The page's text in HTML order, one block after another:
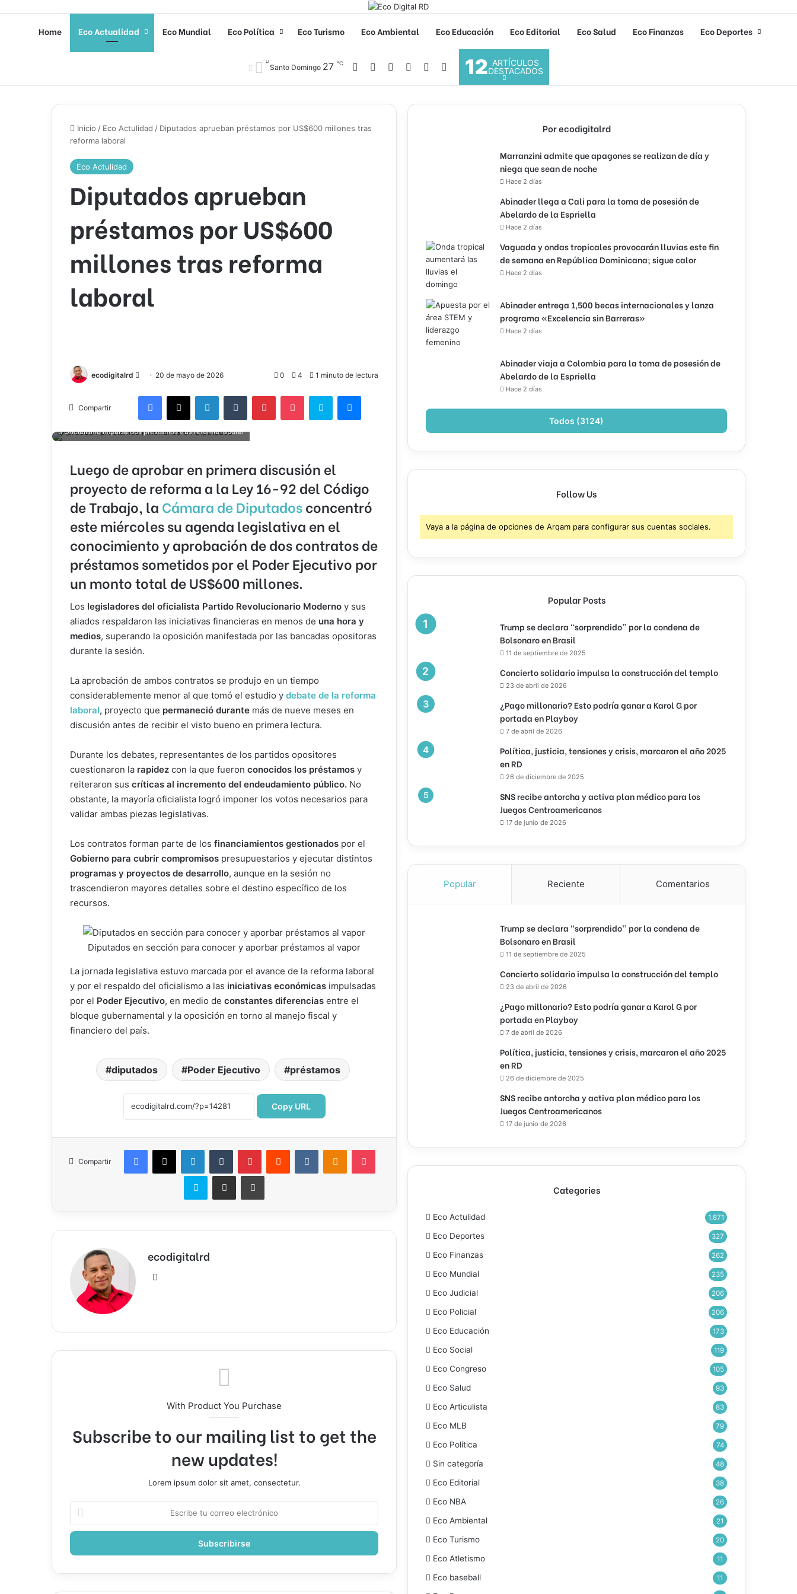
Home Eco Actualidad Eco Mundial Eco Política Eco Turismo Eco Ambiental Eco Educación Eco Editorial Eco Salud Eco Finanzas Eco Deportes
Santo Domingo 27 ℃ Facebook YouTubeInstagram
AccesoBuscar por
12 ARTÍCULOS
DESTACADOS
Inicio / Eco Actulidad / Diputados aprueban préstamos por US$600 millones tras
reforma laboral
Eco Actulidad
Diputados aprueban
préstamos por US$600
millones tras reforma
laboral
ecodigitalrd
Send
email
20 de mayo de 2026 0 4 1 minuto de lectura
Compartir
Facebook
X LinkedInTumblr PinterestPocket Skype Messenger
Oficialismo impulsa dos préstamos tras reforma laboral
Luego de aprobar en primera discusión el
proyecto de reforma a la Ley 16-92 del Código
de Trabajo, la Cámara de Diputadosconcentró
este miércoles su agenda legislativa en el
conocimiento y aprobación de dos contratos de
préstamos sometidos por el Poder Ejecutivo por
un monto total de US$600 millones.
Los legisladores del oficialista Partido Revolucionario Moderno y sus
aliados respaldaron las iniciativas financieras en menos de una hora y
medios, superando la oposición manifestada por las bancadas opositoras
durante la sesión.
La aprobación de ambos contratos se produjo en un tiempo
considerablemente menor al que tomó el estudio y debate de la reforma
laboral, proyecto que permaneció durante más de nueve meses en
discusión antes de recibir el visto bueno en primera lectura.
Durante los debates, representantes de los partidos opositores
cuestionaron la rapidez con la que fueron conocidos los préstamos y
reiteraron sus críticas al incremento del endeudamiento público. No
obstante, la mayoría oficialista logró imponer los votos necesarios para
validar ambas piezas legislativas.
Los contratos forman parte de los financiamientos gestionados por el
Gobierno para cubrir compromisos presupuestarios y ejecutar distintos
programas y proyectos de desarrollo, aunque en la sesión no
trascendieron mayores detalles sobre el destino específico de los
recursos.
Diputados en sección para conocer y aporbar préstamos al vapor
La jornada legislativa estuvo marcada por el avance de la reforma laboral
y por el respaldo del oficialismo a las iniciativas económicas impulsadas
por el Poder Ejecutivo, en medio de constantes diferencias entre el
bloque gubernamental y la oposición en torno al manejo fiscal y
financiero del país.
diputados Poder Ejecutivo préstamos
Copy URL
Compartir
Facebook
X LinkedInTumblr PinterestReddit VKontakteOdnoklassniki
Pocket
Skype Compartir por correo electrónicoImprimir
ecodigitalrd
With Product You Purchase
Subscribe to our mailing list to get the
new updates!
Lorem ipsum dolor sit amet, consectetur.
correo
Por ecodigitalrd
Marranzini admite que apagones se realizan de día y
niega que sean de noche
Hace 2 días
Abinader llega a Cali para la toma de posesión de
Abelardo de la Espriella
Hace 2 días
Vaguada y ondas tropicales provocarán lluvias este fin
de semana en República Dominicana; sigue calor
Hace 2 días
Abinader entrega 1,500 becas internacionales y lanza
programa «Excelencia sin Barreras»
Hace 2 días
Abinader viaja a Colombia para la toma de posesión de
Abelardo de la Espriella
Hace 2 días
Todos (3124)
Follow Us
Vaya a la página de opciones de Arqam para configurar sus cuentas sociales.
Popular Posts
Trump se declara “sorprendido” por la condena de
Bolsonaro en Brasil
11 de septiembre de 2025
Concierto solidario impulsa la construcción del templo
23 de abril de 2026
¿Pago millonario? Esto podría ganar a Karol G por
portada en Playboy
7 de abril de 2026
Política, justicia, tensiones y crisis, marcaron el año 2025
en RD
26 de diciembre de 2025
SNS recibe antorcha y activa plan médico para los
Juegos Centroamericanos
17 de junio de 2026
Popular Reciente Comentarios
Trump se declara “sorprendido” por la condena de
Bolsonaro en Brasil
11 de septiembre de 2025
Concierto solidario impulsa la construcción del templo
23 de abril de 2026
¿Pago millonario? Esto podría ganar a Karol G por
portada en Playboy
7 de abril de 2026
Política, justicia, tensiones y crisis, marcaron el año 2025
en RD
26 de diciembre de 2025
SNS recibe antorcha y activa plan médico para los
Juegos Centroamericanos
17 de junio de 2026
Categories
Eco Actulidad 1.871
Eco Deportes 327
Eco Finanzas 262
Eco Mundial 235
Eco Judicial 206
Eco Policial 206
Eco Educación 173
Eco Social 119
Eco Congreso 105
Eco Salud 93
Eco Articulista 83
Eco MLB 79
Eco Política 74
Sin categoría 48
Eco Editorial 38
Eco NBA 26
Eco Ambiental 21
Eco Turismo 20
Eco Atletismo 11
Eco baseball 11